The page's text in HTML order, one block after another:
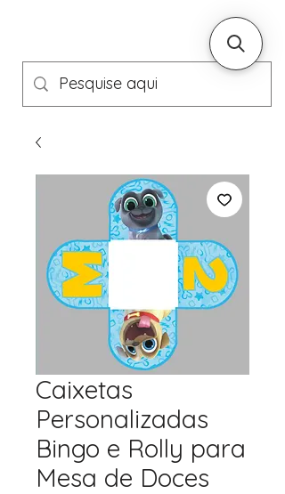
Caixetas
Personalizadas
Bingo e Rolly para
Mesa de Doces